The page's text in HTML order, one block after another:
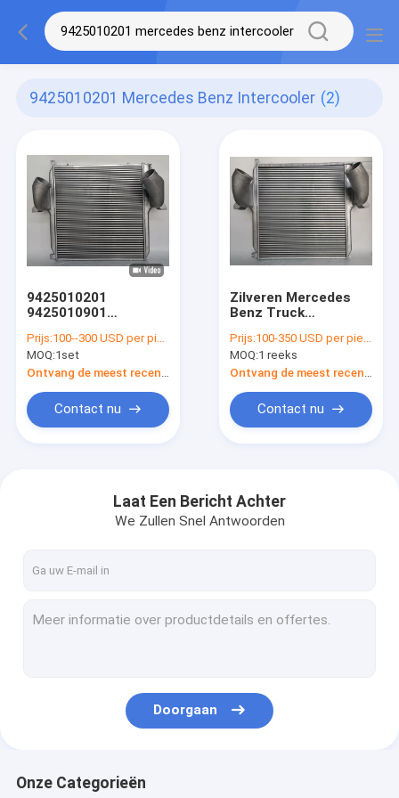
9425010201 Mercedes Benz Intercooler (2)
9425010201
9425010901
9425011001
Mercedes Benz
Intercooler 96972,
OEM ODM
Aluminiumintercooler
Prijs:100--300 USD per piece
MOQ:1set
Contact nu
Zilveren Mercedes
Benz Truck
9425010201/9425010901
Prijs:100-350 USD per piece
MOQ:1 reeks
Contact nu
Laat Een Bericht Achter
We Zullen Snel Antwoorden
Doorgaan
Onze Categorieën